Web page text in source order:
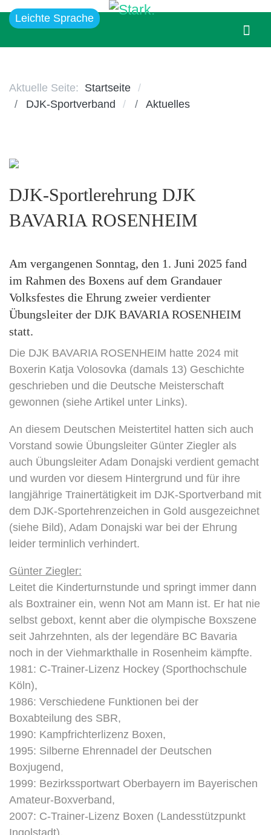
Leichte Sprache
Aktuelle Seite: Startseite
DJK-Sportverband
Aktuelles
DJK-Sportlerehrung DJK
BAVARIA ROSENHEIM
Am vergangenen Sonntag, den 1. Juni 2025 fand
im Rahmen des Boxens auf dem Grandauer
Volksfestes die Ehrung zweier verdienter
Übungsleiter der DJK BAVARIA ROSENHEIM
statt.
Die DJK BAVARIA ROSENHEIM hatte 2024 mit
Boxerin Katja Volosovka (damals 13) Geschichte
geschrieben und die Deutsche Meisterschaft
gewonnen (siehe Artikel unter Links).
An diesem Deutschen Meistertitel hatten sich auch
Vorstand sowie Übungsleiter Günter Ziegler als
auch Übungsleiter Adam Donajski verdient gemacht
und wurden vor diesem Hintergrund und für ihre
langjährige Trainertätigkeit im DJK-Sportverband mit
dem DJK-Sportehrenzeichen in Gold ausgezeichnet
(siehe Bild), Adam Donajski war bei der Ehrung
leider terminlich verhindert.
Günter Ziegler:
Leitet die Kinderturnstunde und springt immer dann
als Boxtrainer ein, wenn Not am Mann ist. Er hat nie
selbst geboxt, kennt aber die olympische Boxszene
seit Jahrzehnten, als der legendäre BC Bavaria
noch in der Viehmarkthalle in Rosenheim kämpfte.
1981: C-Trainer-Lizenz Hockey (Sporthochschule
Köln),
1986: Verschiedene Funktionen bei der
Boxabteilung des SBR,
1990: Kampfrichterlizenz Boxen,
1995: Silberne Ehrennadel der Deutschen
Boxjugend,
1999: Bezirkssportwart Oberbayern im Bayerischen
Amateur-Boxverband,
2007: C-Trainer-Lizenz Boxen (Landesstützpunkt
Ingolstadt),